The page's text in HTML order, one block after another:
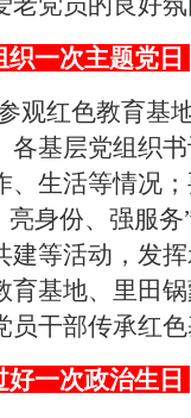
织一次主题党日
观红色教育基
各基层党组织
、生活等情况
亮身份、强服
建等活动，发
育基地、里田
员干部传承红
好一次政治生日